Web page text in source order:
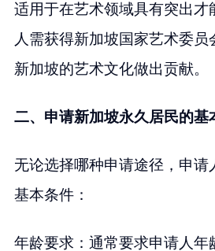
适用于在艺术领域具有突出才
人需获得新加坡国家艺术委员
新加坡的艺术文化做出贡献。
二、申请新加坡永久居民的基
无论选择哪种申请途径，申请
基本条件：
年龄要求：通常要求申请人年